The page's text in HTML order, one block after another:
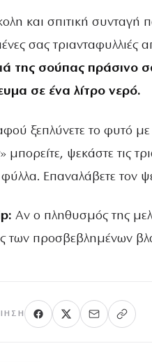
και σπιτική συνταγή
σας τριανταφυλλιές
της σούπας πράσινο
σε ένα λίτρο νερό.
ξεπλύνετε το φυτό
μπορείτε, ψεκάστε τις
φύλλα. Επαναλάβετε τον
Αν ο πληθυσμός της
των προσβεβλημένων